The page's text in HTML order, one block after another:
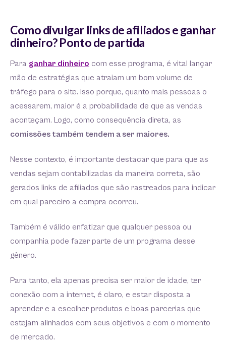
Como divulgar links de afiliados e ganhar
dinheiro? Ponto de partida
Para ganhar dinheiro com esse programa, é vital lançar
mão de estratégias que atraiam um bom volume de
tráfego para o site. Isso porque, quanto mais pessoas o
acessarem, maior é a probabilidade de que as vendas
aconteçam. Logo, como consequência direta, as
comissões também tendem a ser maiores.
Nesse contexto, é importante destacar que para que as
vendas sejam contabilizadas da maneira correta, são
gerados links de afiliados que são rastreados para indicar
em qual parceiro a compra ocorreu.
Também é válido enfatizar que qualquer pessoa ou
companhia pode fazer parte de um programa desse
gênero.
Para tanto, ela apenas precisa ser maior de idade, ter
conexão com a internet, é claro, e estar disposta a
aprender e a escolher produtos e boas parcerias que
estejam alinhados com seus objetivos e com o momento
de mercado.